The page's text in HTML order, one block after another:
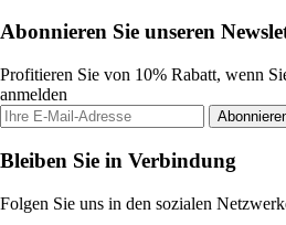
Abonnieren Sie unseren
Profitieren Sie von 10% Rabatt, wenn
anmelden
Bleiben Sie in Verbindung
Folgen Sie uns in den sozialen